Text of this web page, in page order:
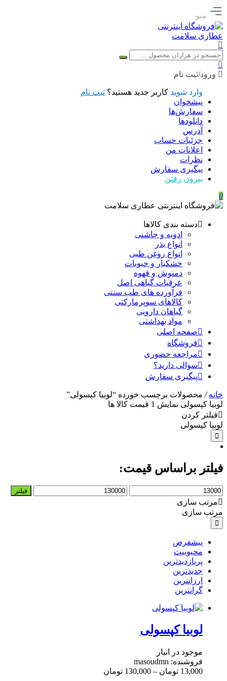
منو
ورود/ثبت نام
وارد شوید کاربر جدید هستید؟ ثبت نام
پیشخوان
سفارش‌ها
دانلودها
آدرس
جزئیات حساب
اعلانات من
نظرات
پیگیری سفارش
بیرون رفتن
0
دسته بندی کالاها
ادویه و چاشنی
انواع بذر
انواع روغن طبی
خشکبار و حبوبات
دمنوش و قهوه
عرقیات گیاهی اصل
فرآورده های طب سنتی
کالاهای سوپرمارکتی
گیاهان دارویی
مواد بهداشتی
صفحه اصلی
فروشگاه
مراجعه حضوری
سوالی دارید؟
پیگیری سفارش
خانه/ محصولات برچسب خورده “لوبیا کپسولی”
لوبیا کپسولی نمایش 1 قیمت کالا ها
فیلتر کردن
لوبیا کپسولی
فیلتر براساس قیمت:
حداقل
قیمت
حداکثر
فیلتر
مرتب سازی
مرتب سازی
پیشفرض
محبوبیت
پربازدیدترین
جدیدترین
ارزانترین
گرانترین
لوبیا کپسولی
موجود در انبار
فروشنده: masoudmn
13,000 تومان –
130,000 تومان